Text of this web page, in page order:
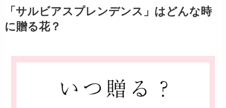
「サルビアスプレンデンス」はどんな時
に贈る花？